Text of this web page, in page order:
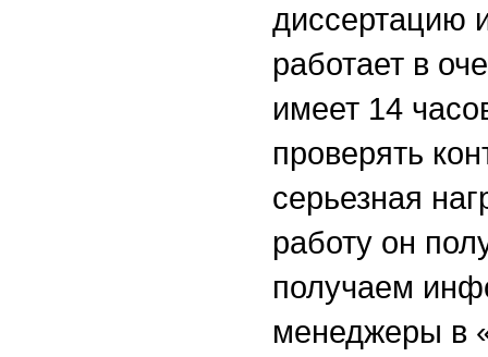
диссертацию
работает в
имеет 14
проверять
серьезная
работу он
получаем
менеджеры в